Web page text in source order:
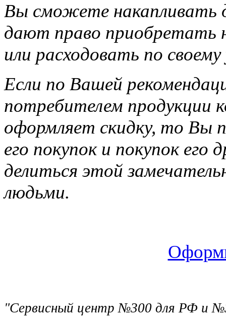
Вы сможете накапливать
дают право приобретать
или расходовать по
Если по Вашей
потребителем продукции
оформляет скидку, то Вы
его покупок и покупок
делиться этой
людьми.
"Сервисный центр №300 для РФ и